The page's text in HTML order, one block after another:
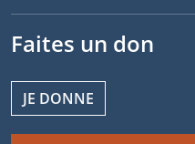
Faites un don
JE DONNE